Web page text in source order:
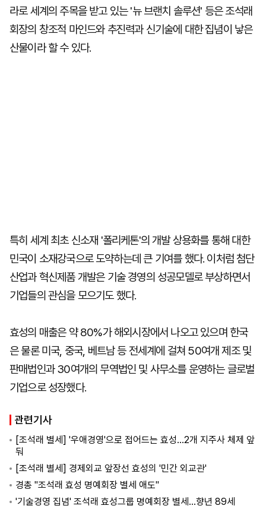
라로 세계의 주목을 받고 있는 '뉴 브랜치 솔루션' 등은 조석래
회장의 창조적 마인드와 추진력과 신기술에 대한 집념이 낳은
산물이라 할 수 있다.
특히 세계 최초 신소재 '폴리케톤'의 개발 상용화를 통해 대한
민국이 소재강국으로 도약하는데 큰 기여를 했다. 이처럼 첨단
산업과 혁신제품 개발은 기술 경영의 성공모델로 부상하면서
기업들의 관심을 모으기도 했다.
효성의 매출은 약 80%가 해외시장에서 나오고 있으며 한국
은 물론 미국, 중국, 베트남 등 전세계에 걸쳐 50여개 제조 및
판매법인과 30여개의 무역법인 및 사무소를 운영하는 글로벌
기업으로 성장했다.
관련기사
[조석래 별세] '우애경영'으로 접어드는 효성…2개 지주사 체제 앞
둬
[조석래 별세] 경제외교 앞장선 효성의 '민간 외교관'
경총 "조석래 효성 명예회장 별세 애도"
'기술경영 집념' 조석래 효성그룹 명예회장 별세…향년 89세